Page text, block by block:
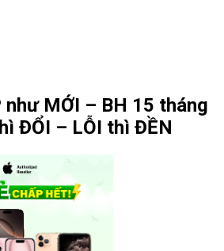
như MỚI – BH 15 tháng
ĐỔI – LỖI thì ĐỀN